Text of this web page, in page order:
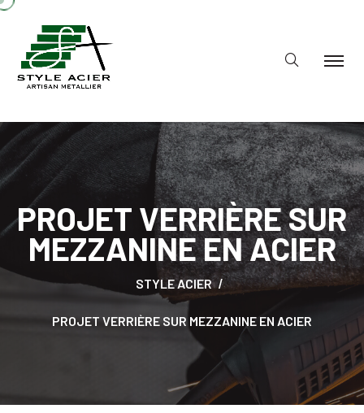
PROJET VERRIÈRE SUR
MEZZANINE EN ACIER
STYLE ACIER
PROJET VERRIÈRE SUR MEZZANINE EN ACIER